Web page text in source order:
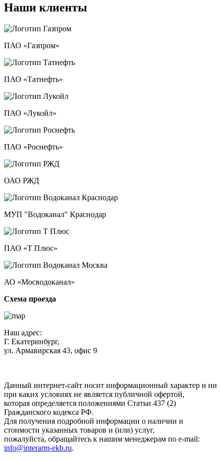
Наши клиенты
ПАО «Газпром»
ПАО «Татнефть»
ПАО «Лукойл»
ПАО «Роснефть»
ОАО РЖД
МУП "Водоканал" Краснодар
ПАО «Т Плюс»
АО «Мосводоканал»
Схема проезда
Наш адрес:
Г. Екатеринбург,
ул. Армавирская 43, офис 9
Данный интернет-сайт носит информационный характер и ни
при каких условиях не является публичной офертой,
которая определяется положениями Статьи 437 (2)
Гражданского кодекса РФ.
Для получения подробной информации о наличии и
стоимости указанных товаров и (или) услуг,
пожалуйста, обращайтесь к нашим менеджерам по e-mail:
info@interarm-ekb.ru.